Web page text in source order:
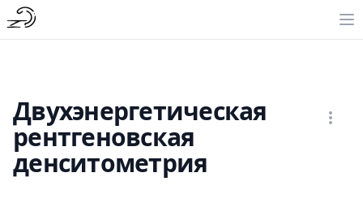
Двухэнергетическая
рентгеновская
денситометрия